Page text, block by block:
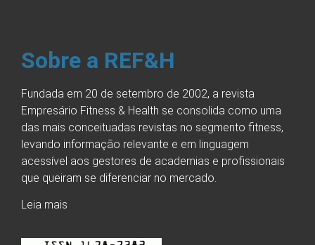
Sobre a REF&H
Fundada em 20 de setembro de 2002, a revista
Empresário Fitness & Health se consolida como uma
das mais conceituadas revistas no segmento fitness,
levando informação relevante e em linguagem
acessível aos gestores de academias e profissionais
que queiram se diferenciar no mercado.
Leia mais